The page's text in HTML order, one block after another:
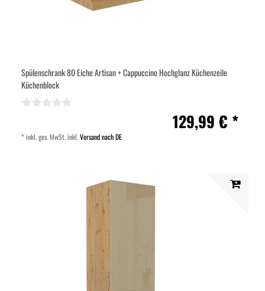
Spülenschrank 80 Eiche Artisan + Cappuccino Hochglanz Küchenzeile
Küchenblock
129,99 € *
*inkl. ges. MwSt.inkl.Versand nach DE